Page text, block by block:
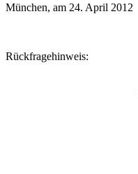
München, am 24. April 2012
Rückfragehinweis: